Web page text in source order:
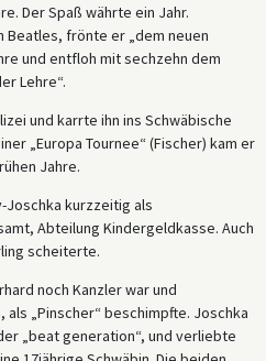
Der Spaß währte ein Jahr.
Beatles, frönte er „dem neuen
und entfloh mit sechzehn dem
Lehre“.
und karrte ihn ins Schwäbische
„Europa Tournee“ (Fischer) kam er
Jahre.
Joschka kurzzeitig als
Abteilung Kindergeldkasse. Auch
scheiterte.
noch Kanzler war und
„Pinscher“ beschimpfte. Joschka
„beat generation“, und verliebte